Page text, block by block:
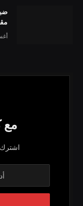
مع
اشترك